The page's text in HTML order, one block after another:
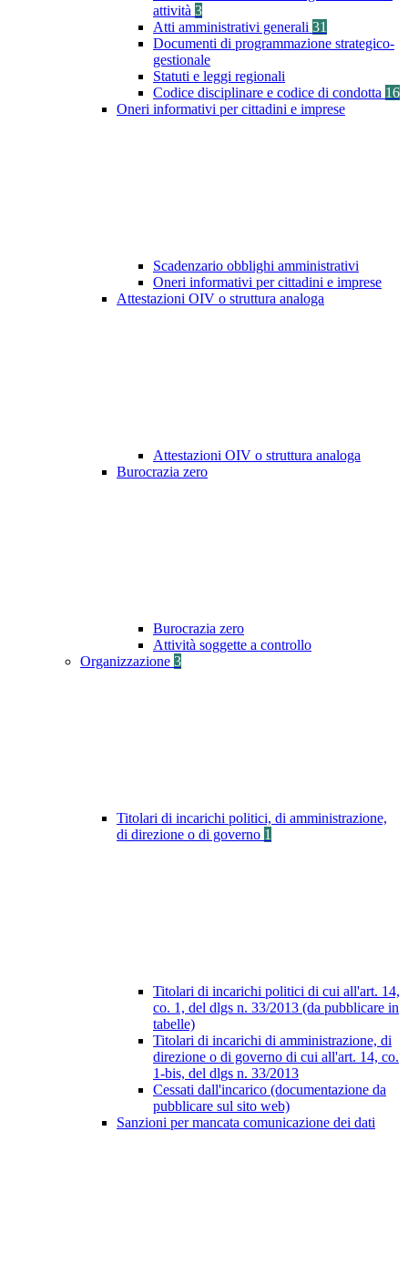
attività 3
Atti amministrativi generali 31
Documenti di programmazione strategico-
gestionale
Statuti e leggi regionali
Codice disciplinare e codice di condotta 16
Oneri informativi per cittadini e imprese
Scadenzario obblighi amministrativi
Oneri informativi per cittadini e imprese
Attestazioni OIV o struttura analoga
Attestazioni OIV o struttura analoga
Burocrazia zero
Burocrazia zero
Attività soggette a controllo
Organizzazione 3
Titolari di incarichi politici, di amministrazione,
di direzione o di governo 1
Titolari di incarichi politici di cui all'art. 14,
co. 1, del dlgs n. 33/2013 (da pubblicare in
tabelle)
Titolari di incarichi di amministrazione, di
direzione o di governo di cui all'art. 14, co.
1-bis, del dlgs n. 33/2013
Cessati dall'incarico (documentazione da
pubblicare sul sito web)
Sanzioni per mancata comunicazione dei dati